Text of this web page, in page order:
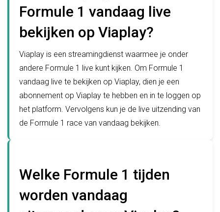
Formule 1 vandaag live
bekijken op Viaplay?
Viaplay is een streamingdienst waarmee je onder
andere Formule 1 live kunt kijken. Om Formule 1
vandaag live te bekijken op Viaplay, dien je een
abonnement op Viaplay te hebben en in te loggen op
het platform. Vervolgens kun je de live uitzending van
de Formule 1 race van vandaag bekijken.
Welke Formule 1 tijden
worden vandaag